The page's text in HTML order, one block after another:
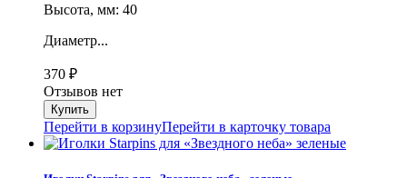
Высота, мм: 40
Диаметр...
370 ₽
Отзывов нет
Перейти в корзинуПерейти в карточку товара